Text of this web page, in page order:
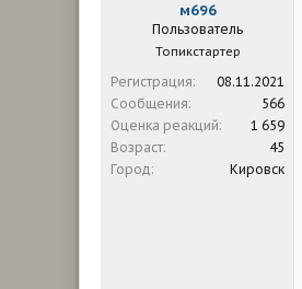
м696
Пользователь
Топикстартер
Регистрация
08.11.2021
Сообщения
566
Оценка реакций
1 659
Возраст
45
Город
Кировск